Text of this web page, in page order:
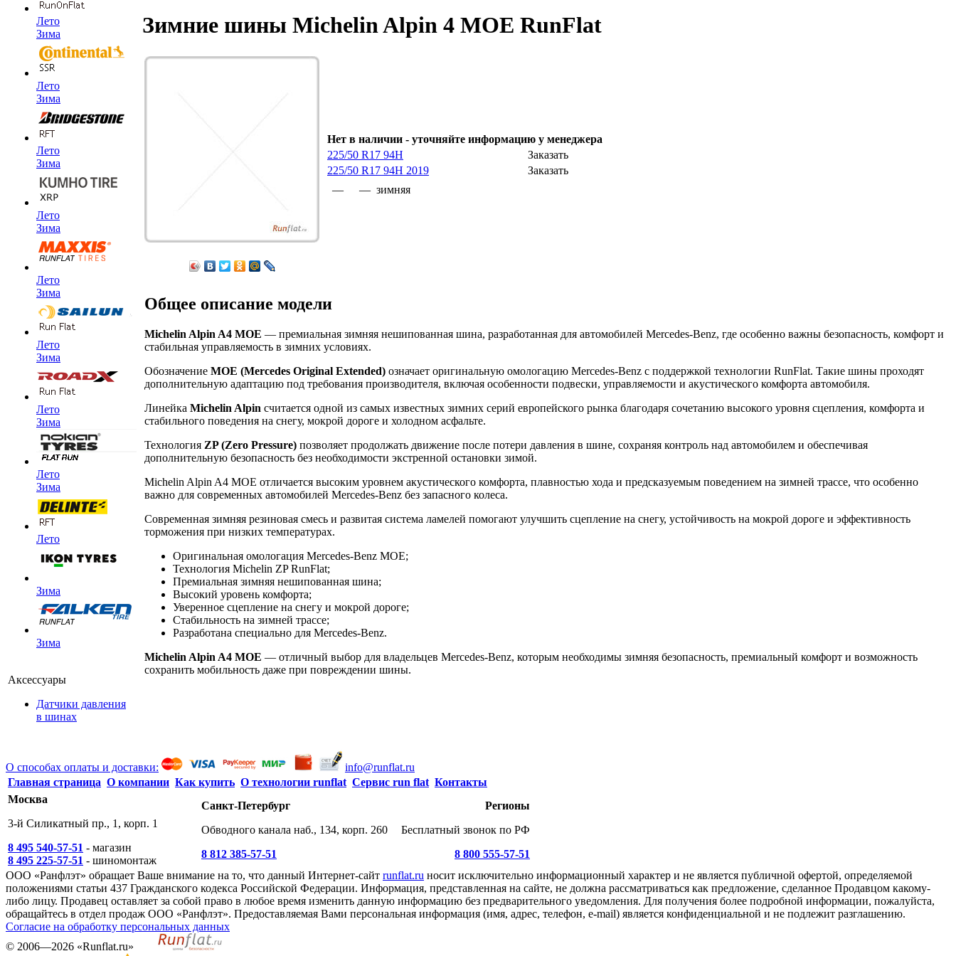
Лето
Зима
Лето
Зима
Лето
Зима
Лето
Зима
Лето
Зима
Лето
Зима
Лето
Зима
Лето
Зима
Лето
Зима
Зима
Аксессуары
Датчики давления
в шинах
Зимние шины Michelin Alpin 4 MOE RunFlat
Нет в наличии - уточняйте информацию у менеджера
225/50 R17 94H
Заказать
225/50 R17 94H 2019
Заказать
—
— зимняя
Общее описание модели
Michelin Alpin A4 MOE — премиальная зимняя нешипованная шина, разработанная для автомобилей Mercedes-Benz, где особенно важны безопасность, комфорт и
стабильная управляемость в зимних условиях.
Обозначение MOE (Mercedes Original Extended) означает оригинальную омологацию Mercedes-Benz с поддержкой технологии RunFlat. Такие шины проходят
дополнительную адаптацию под требования производителя, включая особенности подвески, управляемости и акустического комфорта автомобиля.
Линейка Michelin Alpin считается одной из самых известных зимних серий европейского рынка благодаря сочетанию высокого уровня сцепления, комфорта и
стабильного поведения на снегу, мокрой дороге и холодном асфальте.
Технология ZP (Zero Pressure) позволяет продолжать движение после потери давления в шине, сохраняя контроль над автомобилем и обеспечивая
дополнительную безопасность без необходимости экстренной остановки зимой.
Michelin Alpin A4 MOE отличается высоким уровнем акустического комфорта, плавностью хода и предсказуемым поведением на зимней трассе, что особенно
важно для современных автомобилей Mercedes-Benz без запасного колеса.
Современная зимняя резиновая смесь и развитая система ламелей помогают улучшить сцепление на снегу, устойчивость на мокрой дороге и эффективность
торможения при низких температурах.
Оригинальная омологация Mercedes-Benz MOE;
Технология Michelin ZP RunFlat;
Премиальная зимняя нешипованная шина;
Высокий уровень комфорта;
Уверенное сцепление на снегу и мокрой дороге;
Стабильность на зимней трассе;
Разработана специально для Mercedes-Benz.
Michelin Alpin A4 MOE — отличный выбор для владельцев Mercedes-Benz, которым необходимы зимняя безопасность, премиальный комфорт и возможность
сохранить мобильность даже при повреждении шины.
О способах оплаты и доставки:
info@runflat.ru
Главная страница О компании Как купить О технологии runflat Сервис run flat Контакты
Москва
3-й Силикатный пр., 1, корп. 1
8 495 540-57-51 - магазин
8 495 225-57-51 - шиномонтаж
Санкт-Петербург
Обводного канала наб., 134, корп. 260
8 812 385-57-51
Регионы
Бесплатный звонок по РФ
8 800 555-57-51
ООО «Ранфлэт» обращает Ваше внимание на то, что данный Интернет-сайт runflat.ru носит исключительно информационный характер и не является публичной офертой, определяемой
положениями статьи 437 Гражданского кодекса Российской Федерации. Информация, представленная на сайте, не должна рассматриваться как предложение, сделанное Продавцом какому-
либо лицу. Продавец оставляет за собой право в любое время изменить данную информацию без предварительного уведомления. Для получения более подробной информации, пожалуйста,
обращайтесь в отдел продаж ООО «Ранфлэт». Предоставляемая Вами персональная информация (имя, адрес, телефон, e-mail) является конфиденциальной и не подлежит разглашению.
Согласие на обработку персональных данных
© 2006—2026 «Runflat.ru»